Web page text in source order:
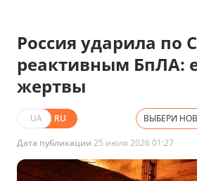
Россия ударила по
реактивным БпЛА:
жертвы
UA RU ВЫБЕРИ
Дата публикации 25 июля 2026 01:27